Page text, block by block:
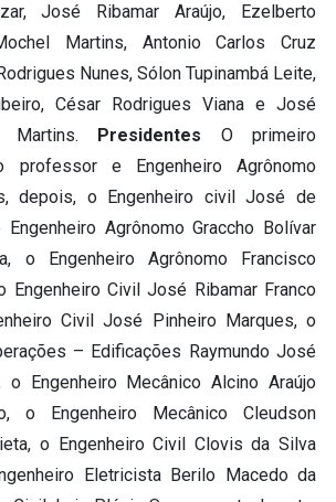
José Ribamar Araújo, Ezelberto
Martins, Antonio Carlos Cruz
Nunes, Sólon Tupinambá Leite,
César Rodrigues Viana e José
Martins. Presidentes O primeiro
e Engenheiro Agrônomo
depois, o Engenheiro civil José de
Engenheiro Agrônomo Graccho Bolívar
o Engenheiro Agrônomo Francisco
Engenheiro Civil José Ribamar Franco
Civil José Pinheiro Marques, o
– Edificações Raymundo José
o Engenheiro Mecânico Alcino Araújo
o Engenheiro Mecânico Cleudson
o Engenheiro Civil Clovis da Silva
Eletricista Berilo Macedo da